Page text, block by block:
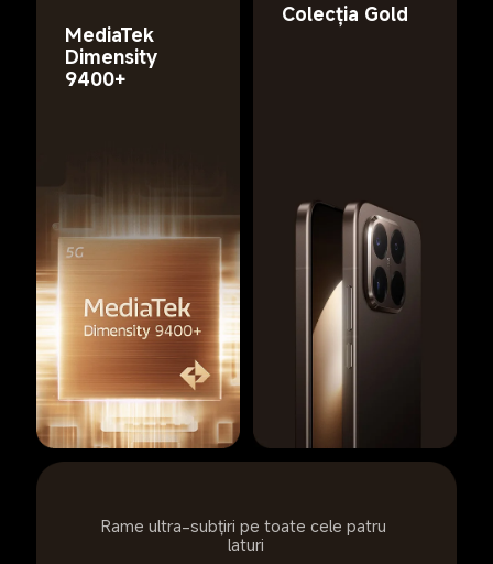
MediaTek
Dimensity
9400+
Colecția Gold
Rame ultra-subțiri pe toate cele patru
laturi